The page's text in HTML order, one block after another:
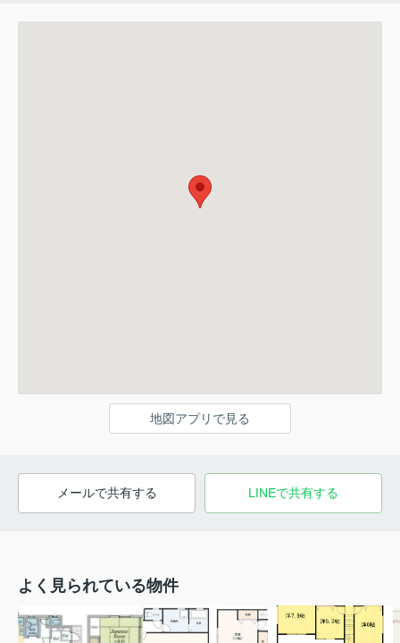
地図アプリで見る
メールで共有する LINEで共有する
よく見られている物件